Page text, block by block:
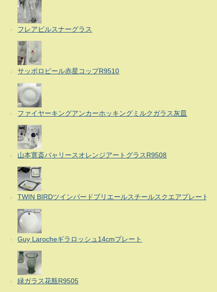
フレアピルスナーグラス
サッポロビール赤星コップR9510
ファイヤーキングアンカーホッキングミルクガラス灰皿
山本寛斎バャリースオレンジアートグラスR9508
TWIN BIRDツインバードプリエールスチールスクエアプレート
Guy Larocheギラロッシュ14cmプレート
緑ガラス花瓶R9505